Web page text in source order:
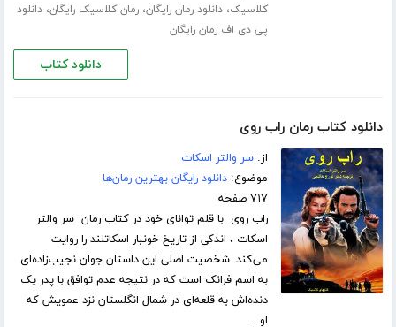
کلاسیک،دانلود رمان رایگان،رمان کلاسیک رایگان،دانلود
پی دی اف رمان رایگان
دانلود کتاب
دانلود کتاب رمان راب روی
از:سر والتر اسکات
موضوع:دانلود رایگان بهترین رمان‌ها
۷۱۷ صفحه
راب روی با قلم توانای خود در کتاب رمان سر والتر
اسکات ، اندکی از تاریخ خونبار اسکاتلند را روایت
می‌کند. شخصیت اصلی این داستان جوان نجیب‌زاده‌ای
به اسم فرانک است که در نتیجه عدم توافق با پدر یک
دنده‌اش به قلعه‌ای در شمال انگلستان نزد عمویش که
او...